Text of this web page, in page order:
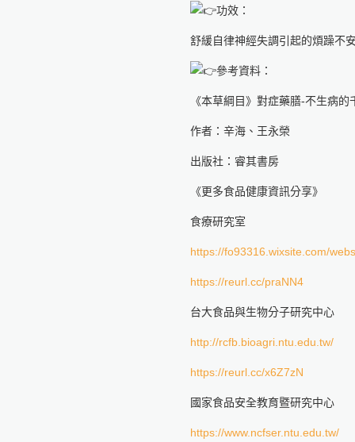
功效：
舒緩自律神經失調引起的煩躁不
參考資料：
《本草綱目》對症藥膳-不生病的
作者：辛海、王永榮
出版社：睿其書房
《更多食品健康資訊分享》
食療研究室
https://fo93316.wixsite.com/
https://reurl.cc/praNN4
台大食品與生物分子研究中心
http://rcfb.bioagri.ntu.edu.tw/
https://reurl.cc/x6Z7zN
國家食品安全教育暨研究中心
https://www.ncfser.ntu.edu.tw/